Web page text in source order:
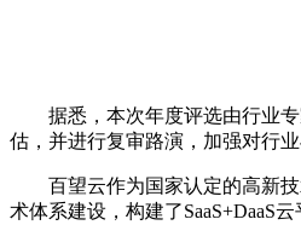
据悉，本次年度评选由行业专
估，并进行复审路演，加强对行
百望云作为国家认定的高新技
术体系建设，构建了SaaS+DaaS